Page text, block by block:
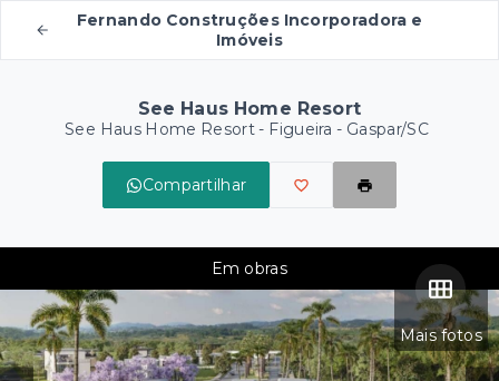
Fernando Construções Incorporadora e
Imóveis
See Haus Home Resort
See Haus Home Resort - Figueira - Gaspar/SC
Compartilhar
Mais fotos
Em obras